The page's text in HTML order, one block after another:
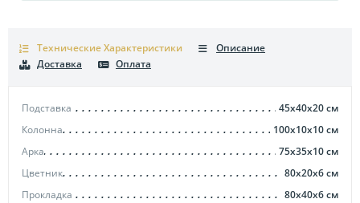
Технические Характеристики
Подставка 45х40х20см
Колонна
100х10х10см
Арка
75х35х10см
Цветник
80х20х6см
Прокладка
80х40х6см
Описание
Доставка
Оплата